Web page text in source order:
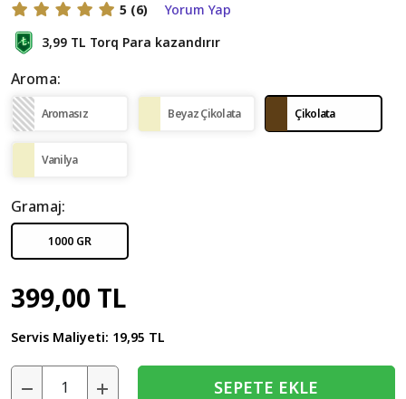
5 (6)
Yorum Yap
3,99 TL Torq Para kazandırır
Aroma:
Aromasız Beyaz Çikolata Çikolata
Vanilya
Gramaj:
1000 GR
399,00 TL
Servis Maliyeti: 19,95 TL
SEPETE EKLE